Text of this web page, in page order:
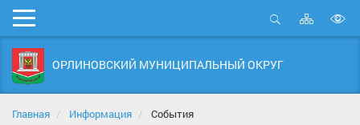
Мобильное
меню
Открыть
Карта
сайта
ОРЛИНОВСКИЙ МУНИЦИПАЛЬНЫЙ ОКРУГ
Главная Информация События